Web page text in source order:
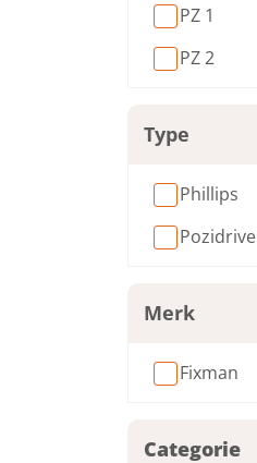
PZ 1
PZ 2
Type
Phillips
Pozidrive
Merk
Fixman
Categorie